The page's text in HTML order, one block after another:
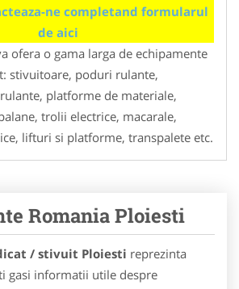
ne completand formularul
de aici
ofera o gama larga de echipamente
stivuitoare, poduri rulante,
platforme de materiale,
trolii electrice, macarale,
lifturi si platforme, transpalete etc.
Romania Ploiesti
/ stivuit Ploiesti reprezinta
gasi informatii utile despre